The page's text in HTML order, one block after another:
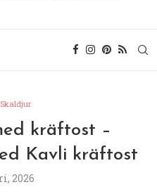
kräftost –
Kavli kräftost
2026